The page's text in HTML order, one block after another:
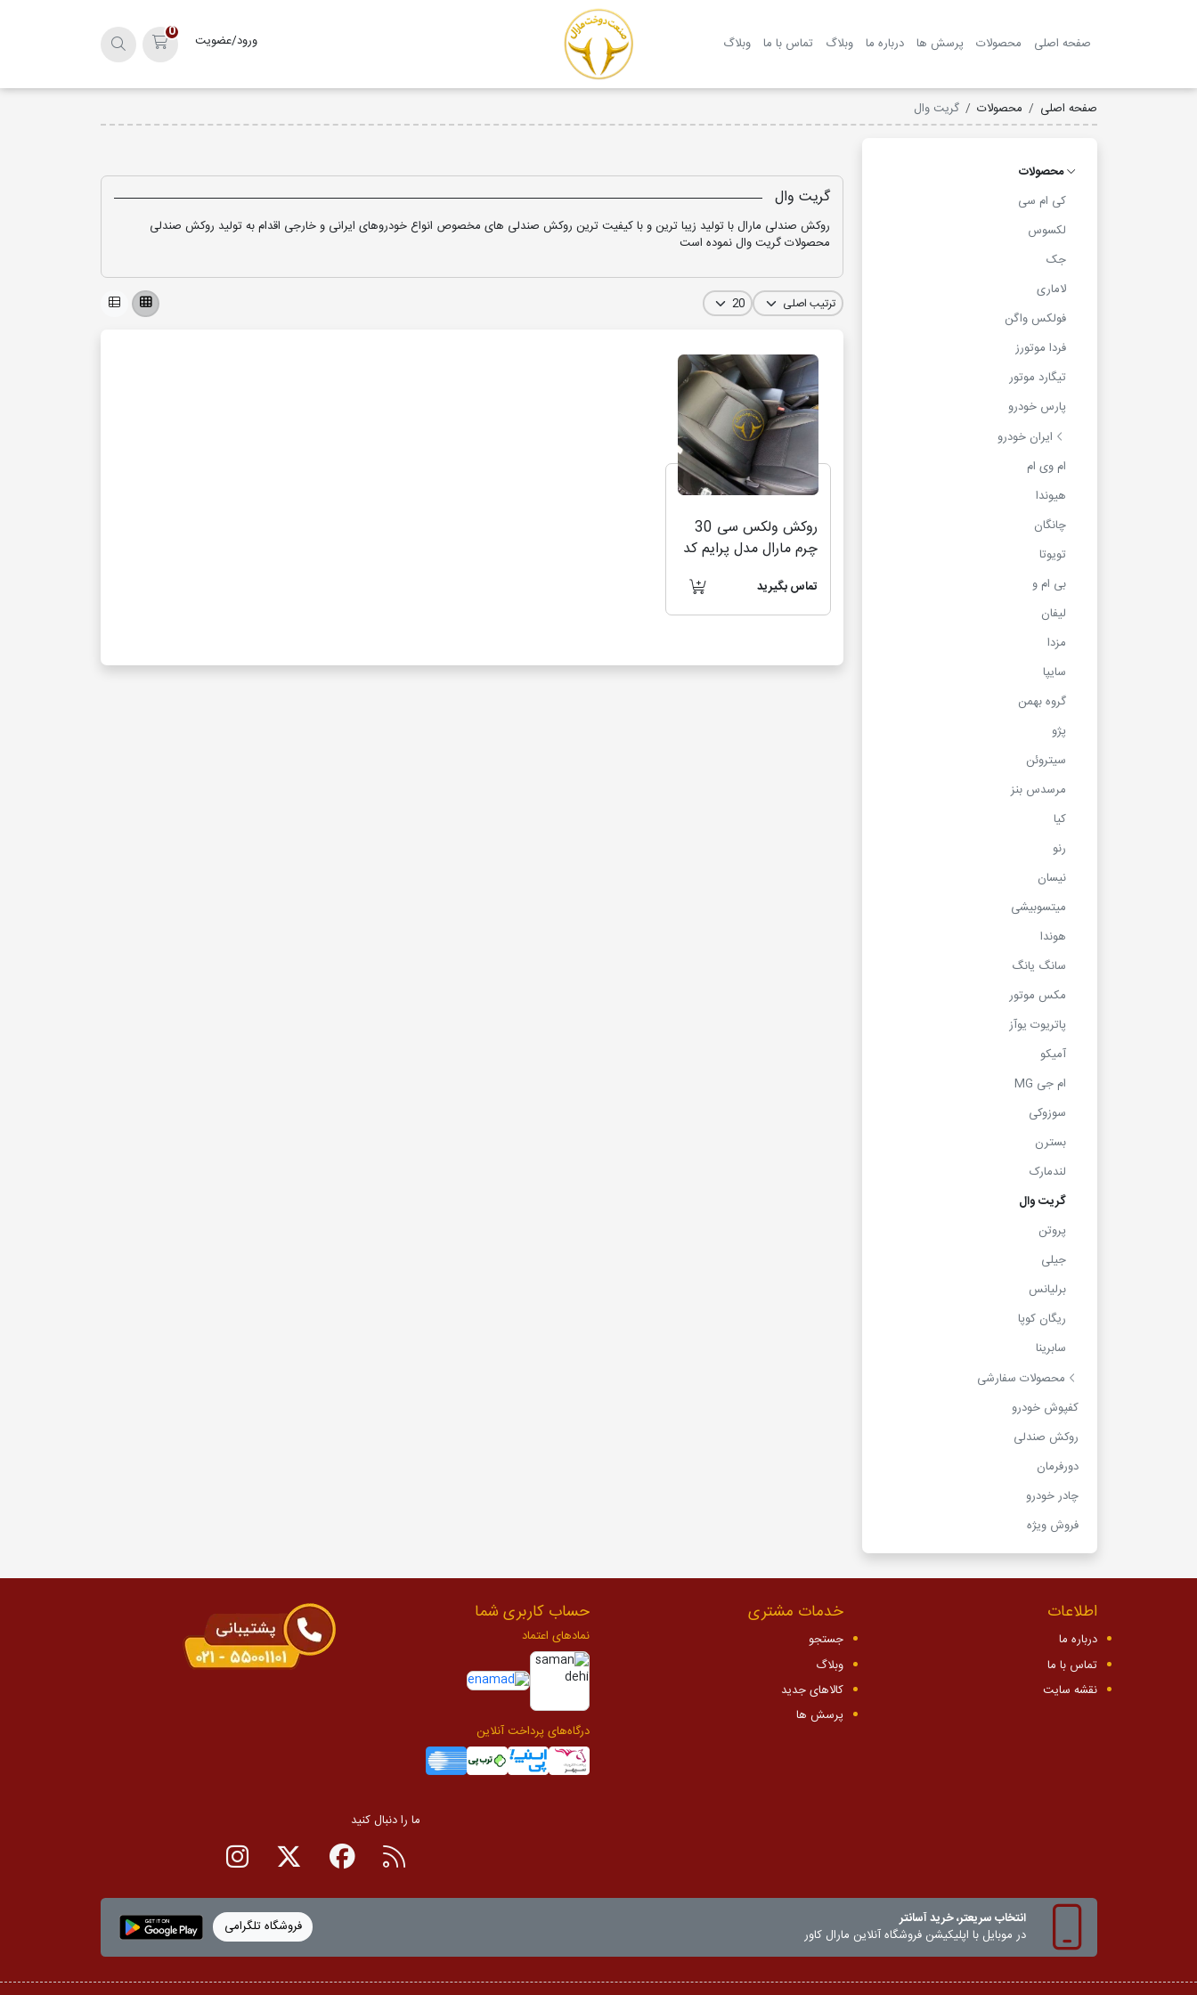
صفحه اصلی محصولات پرسش ها درباره ما وبلاگ تماس با ما وبلاگ
ورود/عضویت
سبد خرید
0
صفحه اصلی محصولات گریت وال
محصولات
کی ام سی
لکسوس
جک
لاماری
فولکس واگن
فردا موتورز
تیگارد موتور
پارس خودرو
ایران خودرو
ام وی ام
هیوندا
چانگان
تویوتا
بی ام و
لیفان
مزدا
سایپا
گروه بهمن
پژو
سیتروئن
مرسدس بنز
کیا
رنو
نیسان
میتسوبیشی
هوندا
سانگ یانگ
مکس موتور
پاتریوت یوآز
آمیکو
ام جی MG
سوزوکی
بسترن
لندمارک
گریت وال
پروتن
جیلی
برلیانس
ریگان کوپا
سابرینا
محصولات سفارشی
کفپوش خودرو
روکش صندلی
دورفرمان
چادر خودرو
فروش ویژه
گریت وال
روکش صندلی مارال با تولید زیبا ترین و با کیفیت ترین روکش صندلی های مخصوص انواع خودروهای ایرانی و خارجی اقدام به تولید روکش صندلی
محصولات گریت وال نموده است
روکش ولکس سی 30
چرم مارال مدل پرایم کد
تماس بگیرید
اطلاعات
درباره ما
تماس با ما
نقشه سایت
خدمات مشتری
جستجو
وبلاگ
کالاهای جدید
پرسش ها
حساب کاربری شما
نمادهای اعتماد
درگاه‌های پرداخت آنلاین
ما را دنبال کنید
RSSصفحه فیسبوک
صفحه تویتر
صفحه اینستاگرام
انتخاب سریعتر، خرید آسانتر
در موبایل با اپلیکیشن‌ فروشگاه آنلاین مارال کاور
فروشگاه تلگرامی